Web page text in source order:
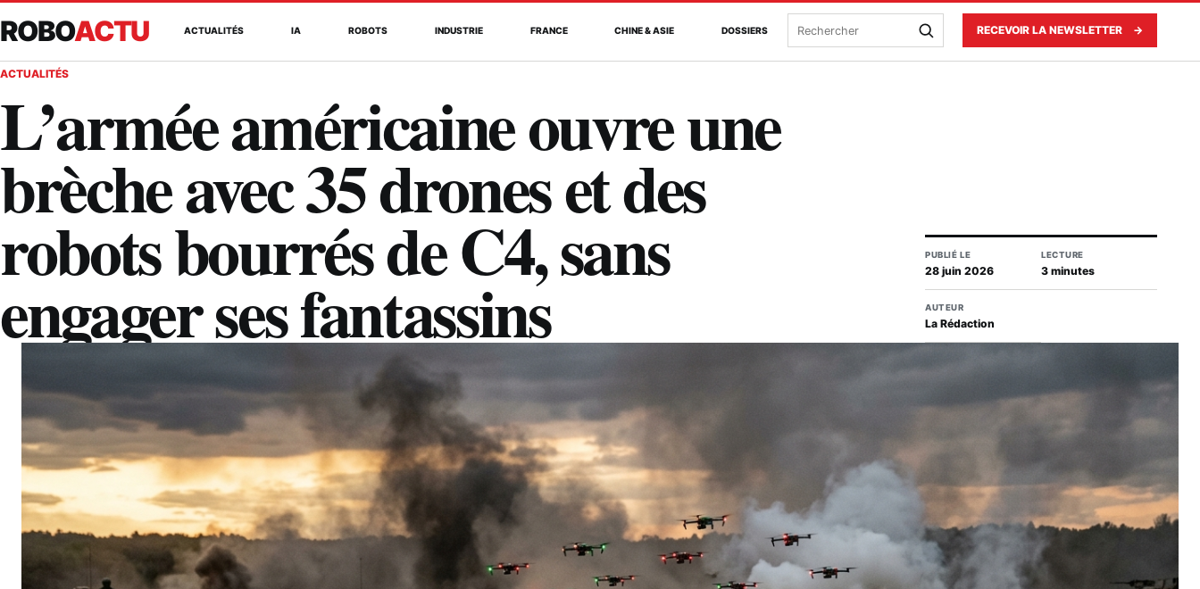
ROBOACTU ACTUALITÉS IA ROBOTS INDUSTRIE FRANCE CHINE & ASIE DOSSIERS Rechercher RECEVOIR LA NEWSLETTER →
ACTUALITÉS
L’armée américaine ouvre une
brèche avec 35 drones et des
robots bourrés de C4, sans
engager ses fantassins
PUBLIÉ LE
28 juin 2026
LECTURE
3 minutes
AUTEUR
La Rédaction